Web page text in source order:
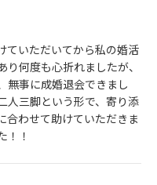
ていただいてから私の婚活
何度も心折れましたが、
無事に成婚退会できまし
人三脚という形で、寄り添
合わせて助けていただきま
！！